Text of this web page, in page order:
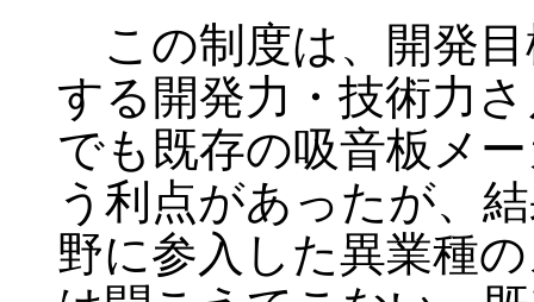
この制度は、開発
する開発力・技術力
でも既存の吸音板メ
う利点があったが、
野に参入した異業種